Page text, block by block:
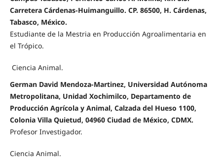
Carretera Cárdenas-Huimanguillo. CP. 86500, H. Cárdenas,
Tabasco, México.
Estudiante de la Mestria en Producción Agroalimentaria en
el Trópico.
Ciencia Animal.
German David Mendoza-Martinez, Universidad Autónoma
Metropolitana, Unidad Xochimilco, Departamento de
Producción Agrícola y Animal, Calzada del Hueso 1100,
Colonia Villa Quietud, 04960 Ciudad de México, CDMX.
Profesor Investigador.
Ciencia Animal.